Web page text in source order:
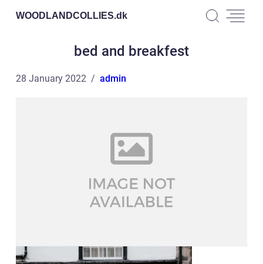
WOODLANDCOLLIES.dk
bed and breakfest
28 January 2022 admin